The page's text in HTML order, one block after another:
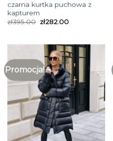
czarna kurtka puchowa z
kapturem
zł395.00 zł282.00
Promocja!